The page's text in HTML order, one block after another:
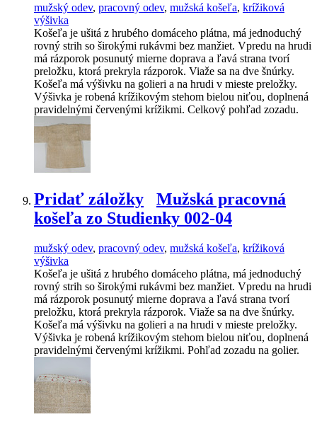
mužský odev, pracovný odev, mužská košeľa, krížiková
výšivka
Košeľa je ušitá z hrubého domáceho plátna, má jednoduchý
rovný strih so širokými rukávmi bez manžiet. Vpredu na hrudi
má rázporok posunutý mierne doprava a ľavá strana tvorí
preložku, ktorá prekryla rázporok. Viaže sa na dve šnúrky.
Košeľa má výšivku na golieri a na hrudi v mieste preložky.
Výšivka je robená krížikovým stehom bielou niťou, doplnená
pravidelnými červenými krížikmi. Celkový pohľad zozadu.
Pridať záložky
Mužská pracovná
košeľa zo Studienky 002-04
mužský odev, pracovný odev, mužská košeľa, krížiková
výšivka
Košeľa je ušitá z hrubého domáceho plátna, má jednoduchý
rovný strih so širokými rukávmi bez manžiet. Vpredu na hrudi
má rázporok posunutý mierne doprava a ľavá strana tvorí
preložku, ktorá prekryla rázporok. Viaže sa na dve šnúrky.
Košeľa má výšivku na golieri a na hrudi v mieste preložky.
Výšivka je robená krížikovým stehom bielou niťou, doplnená
pravidelnými červenými krížikmi. Pohľad zozadu na golier.